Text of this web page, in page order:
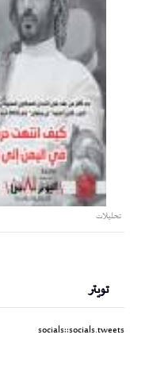
تحليلات
تويتر
socials::socials.tweets